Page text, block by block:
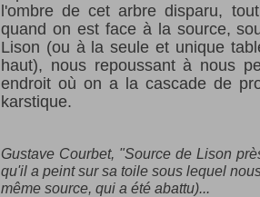
l'ombre de cet arbre disparu,
quand on est face à la source,
Lison (ou à la seule et unique
haut), nous repoussant à nous
endroit où on a la cascade de
karstique.
Gustave Courbet, "Source de Lison
qu'il a peint sur sa toile sous lequel
même source, qui a été abattu)...